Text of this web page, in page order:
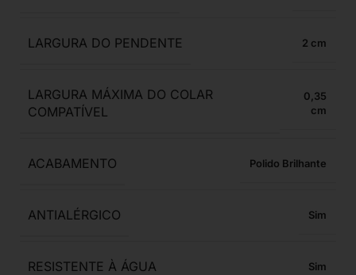
LARGURA DO PENDENTE 2
LARGURA MÁXIMA DO COLAR
COMPATÍVEL
0,35
ACABAMENTO Polido Brilhante
ANTIALÉRGICO Sim
RESISTENTE À ÁGUA Sim